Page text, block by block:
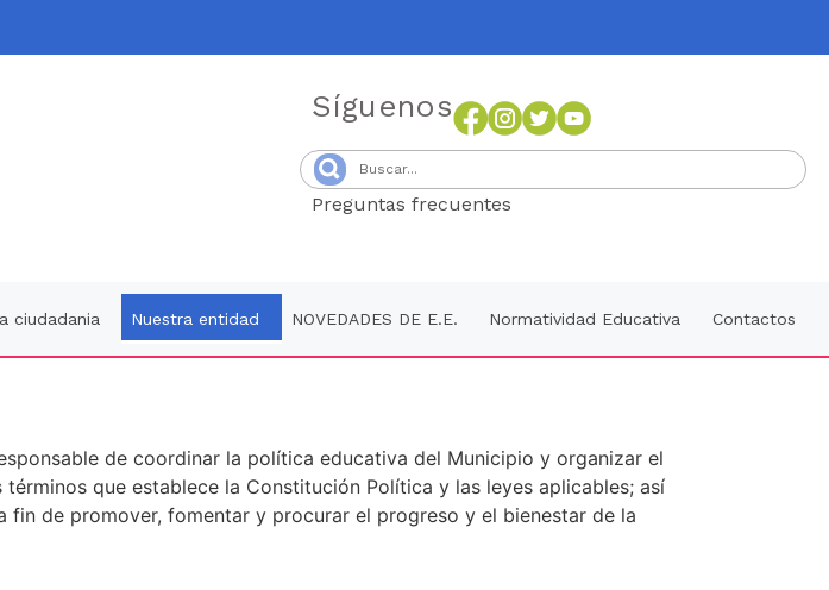
Síguenos
Preguntas frecuentes
ciudadania Nuestra entidad NOVEDADES DE E.E. Normatividad Educativa Contactos
de coordinar la política educativa del Municipio y organizar el
que establece la Constitución Política y las leyes aplicables; así
de promover, fomentar y procurar el progreso y el bienestar de la